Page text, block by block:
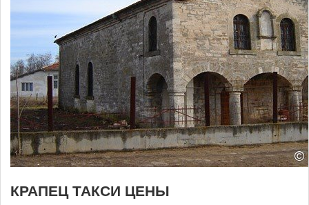
КРАПЕЦ ТАКСИ ЦЕНЫ